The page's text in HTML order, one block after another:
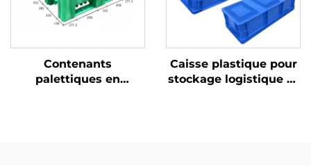
Contenants
palettiques en
Caisse plastique pour
stockage logistique et